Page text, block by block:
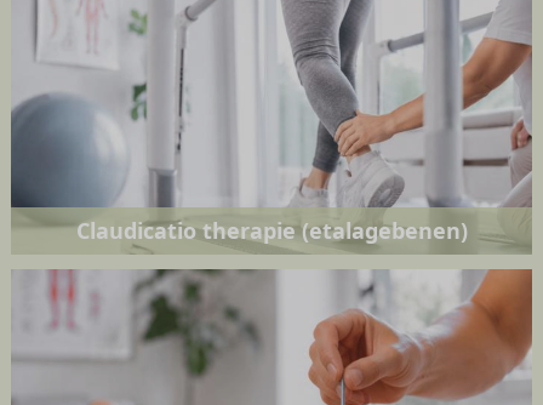
Claudicatio therapie (etalagebenen)